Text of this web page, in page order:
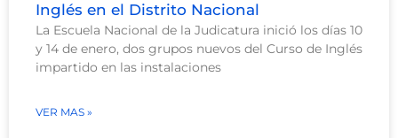
Inglés en el Distrito Nacional
La Escuela Nacional de la Judicatura inició los días 10
y 14 de enero, dos grupos nuevos del Curso de Inglés
impartido en las instalaciones
VER MAS »